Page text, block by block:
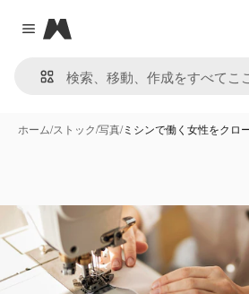
Close menu
Magnific
ホーム/ストック/写真/ミシンで働く女性をクロ